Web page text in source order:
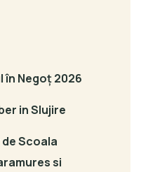
în Negoț 2026
in Slujire
Scoala
si